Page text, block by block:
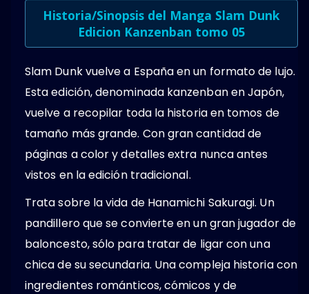
Historia/Sinopsis del Manga Slam Dunk
Edicion Kanzenban tomo 05
Slam Dunk vuelve a España en un formato de lujo.
Esta edición, denominada kanzenban en Japón,
vuelve a recopilar toda la historia en tomos de
tamaño más grande. Con gran cantidad de
páginas a color y detalles extra nunca antes
vistos en la edición tradicional.
Trata sobre la vida de Hanamichi Sakuragi. Un
pandillero que se convierte en un gran jugador de
baloncesto, sólo para tratar de ligar con una
chica de su secundaria. Una compleja historia con
ingredientes románticos, cómicos y de